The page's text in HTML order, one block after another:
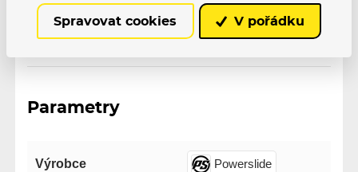
Parametry
Výrobce Powerslide
Spravovat cookies V pořádku